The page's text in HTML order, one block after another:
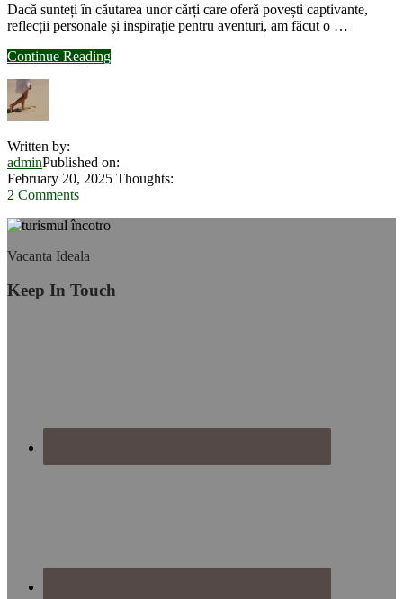
Dacă sunteți în căutarea unor cărți care oferă povești captivante,
reflecții personale și inspirație pentru aventuri, am făcut o …
Continue Readingabout
Written by:
adminPublished on:
February 20, 2025 Thoughts:
2 Comments
Vacanta Ideala
Keep In Touch